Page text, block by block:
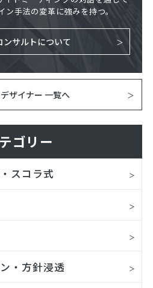
手法の変革に強みを持つ。
ンサルトについて
ザイナー 一覧へ
ゴリー
スコラ式
・方針浸透